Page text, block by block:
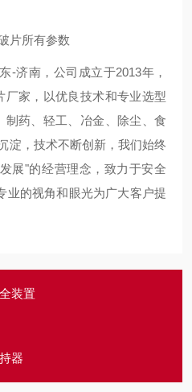
片所有参数
-济南，公司成立于2013年，
厂家，以优良技术和专业选型
药、轻工、冶金、除尘、食
淀，技术不断创新，我们始终
展"的经营理念，致力于安全
业的视角和眼光为广大客户提
装置
器